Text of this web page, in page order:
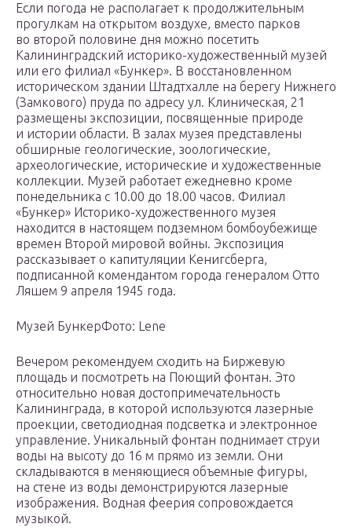
Если погода не располагает к продолжительным
прогулкам на открытом воздухе, вместо парков
во второй половине дня можно посетить
Калининградский историко-художественный музей
или его филиал «Бункер». В восстановленном
историческом здании Штадтхалле на берегу Нижнего
(Замкового) пруда по адресу ул. Клиническая, 21
размещены экспозиции, посвященные природе
и истории области. В залах музея представлены
обширные геологические, зоологические,
археологические, исторические и художественные
коллекции. Музей работает ежедневно кроме
понедельника с 10.00 до 18.00 часов. Филиал
«Бункер» Историко-художественного музея
находится в настоящем подземном бомбоубежище
времен Второй мировой войны. Экспозиция
рассказывает о капитуляции Кенигсберга,
подписанной комендантом города генералом Отто
Ляшем 9 апреля 1945 года.
Музей БункерФото: Lene
Вечером рекомендуем сходить на Биржевую
площадь и посмотреть на Поющий фонтан. Это
относительно новая достопримечательность
Калининграда, в которой используются лазерные
проекции, светодиодная подсветка и электронное
управление. Уникальный фонтан поднимает струи
воды на высоту до 16 м прямо из земли. Они
складываются в меняющиеся объемные фигуры,
на стене из воды демонстрируются лазерные
изображения. Водная феерия сопровождается
музыкой.